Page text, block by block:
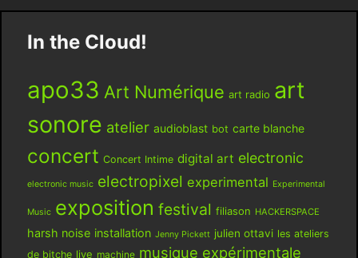
In the Cloud!
apo33 Art Numérique art radio art
sonore atelier audioblast bot carte blanche
concert Concert Intime digital art electronic
electronic music electropixel experimental Experimental
Music exposition festival filiason HACKERSPACE
harsh noise installation Jenny Pickett julien ottavi les ateliers
de bitche live machine musique expérimentale